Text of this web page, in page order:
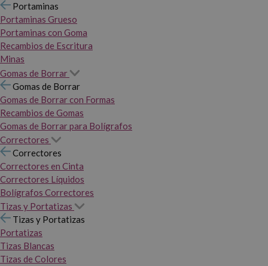
Portaminas
Portaminas Grueso
Portaminas con Goma
Recambios de Escritura
Minas
Gomas de Borrar
Gomas de Borrar
Gomas de Borrar con Formas
Recambios de Gomas
Gomas de Borrar para Bolígrafos
Correctores
Correctores
Correctores en Cinta
Correctores Líquidos
Bolígrafos Correctores
Tizas y Portatizas
Tizas y Portatizas
Portatizas
Tizas Blancas
Tizas de Colores